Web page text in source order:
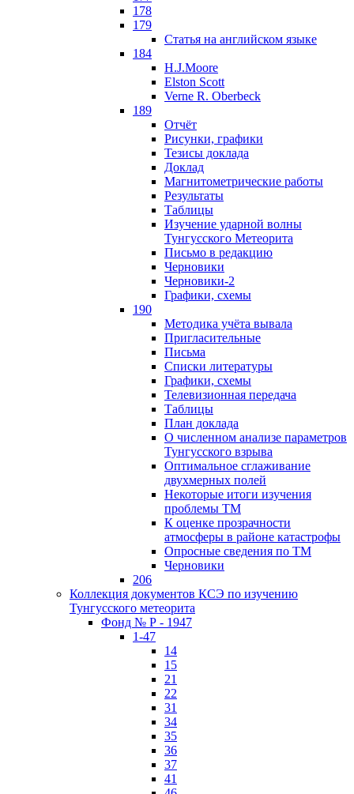
178
179
Статья на английском языке
184
H.J.Moore
Elston Scott
Verne R. Oberbeck
189
Отчёт
Рисунки, графики
Тезисы доклада
Доклад
Магнитометрические работы
Результаты
Таблицы
Изучение ударной волны
Тунгусского Метеорита
Письмо в редакцию
Черновики
Черновики-2
Графики, схемы
190
Методика учёта вывала
Пригласительные
Письма
Списки литературы
Графики, схемы
Телевизионная передача
Таблицы
План доклада
О численном анализе параметров
Тунгусского взрыва
Оптимальное сглаживание
двухмерных полей
Некоторые итоги изучения
проблемы ТМ
К оценке прозрачности
атмосферы в районе катастрофы
Опросные сведения по ТМ
Черновики
206
Коллекция документов КСЭ по изучению
Тунгусского метеорита
Фонд № Р - 1947
1-47
14
15
21
22
31
34
35
36
37
41